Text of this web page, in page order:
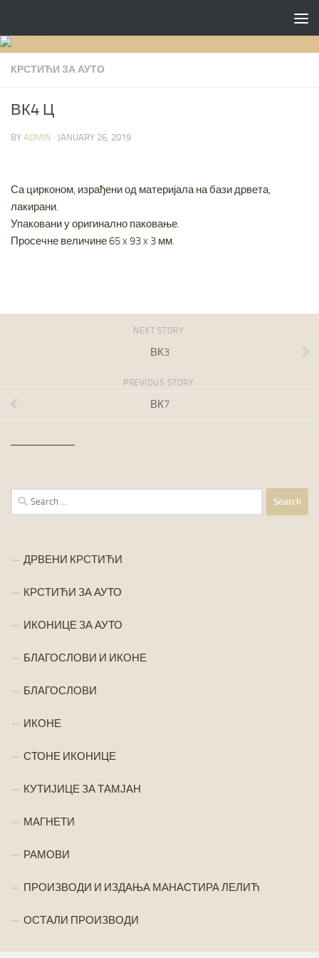
КРСТИЋИ ЗА АУТО
ВК4 Ц
BY ADMIN · JANUARY 26, 2019
Са цирконом, израђени од материјала на бази дрвета,
лакирани.
Упаковани у оригинално паковање.
Просечне величине 65 x 93 x 3 мм.
NEXT STORY
ВК3
PREVIOUS STORY
ВК7
Search
for:
ДРВЕНИ КРСТИЋИ
КРСТИЋИ ЗА АУТО
ИКОНИЦЕ ЗА АУТО
БЛАГОСЛОВИ И ИКОНЕ
БЛАГОСЛОВИ
ИКОНЕ
СТОНЕ ИКОНИЦЕ
КУТИЈИЦЕ ЗА ТАМЈАН
МАГНЕТИ
РАМОВИ
ПРОИЗВОДИ И ИЗДАЊА МАНАСТИРА ЛЕЛИЋ
ОСТАЛИ ПРОИЗВОДИ